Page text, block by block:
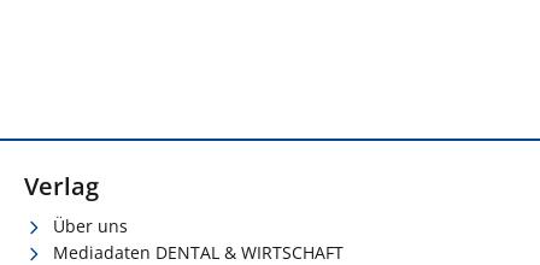
Verlag
Über uns
Mediadaten DENTAL & WIRTSCHAFT